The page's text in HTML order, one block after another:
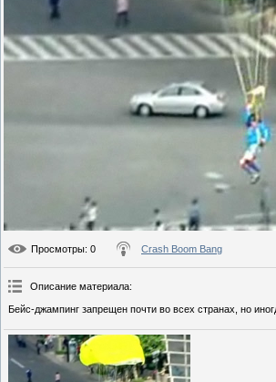
Просмотры: 0 Crash Boom Bang
Описание материала:
Бейс-джампинг запрещен почти во всех странах, но